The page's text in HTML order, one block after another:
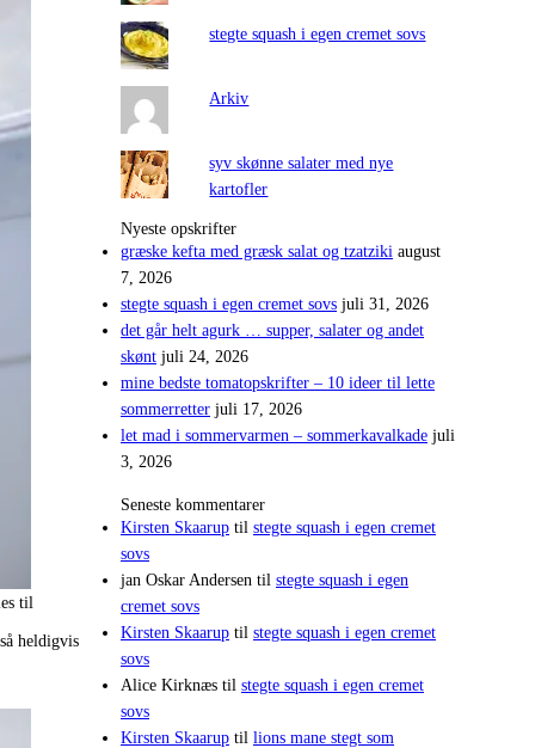
til
heldigvis
stegte squash i egen cremet sovs
Arkiv
syv skønne salater med nye
kartofler
Nyeste opskrifter
græske kefta med græsk salat og tzatziki august
7, 2026
stegte squash i egen cremet sovs juli 31, 2026
det går helt agurk … supper, salater og andet
skønt juli 24, 2026
mine bedste tomatopskrifter – 10 ideer til lette
sommerretter juli 17, 2026
let mad i sommervarmen – sommerkavalkade juli
3, 2026
Seneste kommentarer
Kirsten Skaarup til stegte squash i egen cremet
sovs
jan Oskar Andersen til stegte squash i egen
cremet sovs
Kirsten Skaarup til stegte squash i egen cremet
sovs
Alice Kirknæs til stegte squash i egen cremet
sovs
Kirsten Skaarup til lions mane stegt som